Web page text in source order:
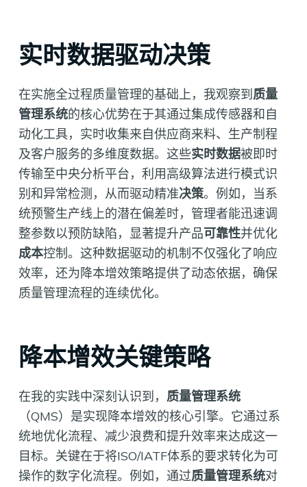
实时数据驱动决策
在实施全过程质量管理的基础上，我观察到 质量
管理系统的核心优势在于其通过集成传感器和自
动化工具，实时收集来自供应商来料、生产制程
及客户服务的多维度数据。这些实时数据被即时
传输至中央分析平台，利用高级算法进行模式识
别和异常检测，从而驱动精准决策。例如，当系
统预警生产线上的潜在偏差时，管理者能迅速调
整参数以预防缺陷，显著提升产品可靠性并优化
成本控制。这种数据驱动的机制不仅强化了响应
效率，还为降本增效策略提供了动态依据，确保
质量管理流程的连续优化。
降本增效关键策略
在我的实践中深刻认识到， 质量管理系统
（QMS）是实现降本增效的核心引擎。它通过系
统地优化流程、减少浪费和提升效率来达成这一
目标。关键在于将ISO/IATF体系的要求转化为可
操作的数字化流程。例如，通过质量管理系统对